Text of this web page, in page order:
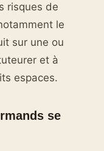
risques de
le
sur une ou
et à
espaces.
se